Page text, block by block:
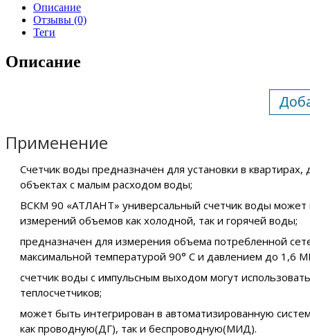
Описание
Отзывы (0)
Теги
Описание
Применение
Счетчик воды предназначен для установки в
объектах с малым расходом воды;
ВСКМ 90 «АТЛАНТ» универсальный счетчик воды может
измерений объемов как холодной, так и горячей воды;
предназначен для измерения объема потребленной
максимальной температурой 90° C и давлением до 1,6
счетчик воды с импульсным выходoм могут
теплосчетчиков;
может быть интегрирован в автоматизированную
как проводную(ДГ), так и беспроводную(МИД).